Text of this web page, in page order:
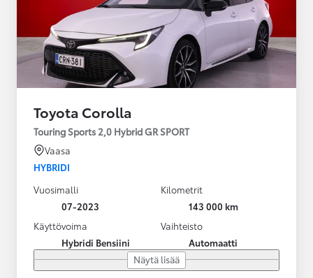
Toyota Corolla
Touring Sports 2,0 Hybrid GR SPORT
Vaasa
HYBRIDI
Vuosimalli
07-2023
Kilometrit
143 000 km
Käyttövoima
Hybridi Bensiini
Vaihteisto
Automaatti
Näytä lisää